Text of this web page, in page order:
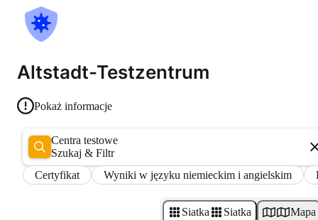
Altstadt-Testzentrum
Pokaż informacje
Centra testowe
Szukaj & Filtr
Certyfikat
Wyniki w języku niemieckim i angielskim
Siatka Siatka Mapa